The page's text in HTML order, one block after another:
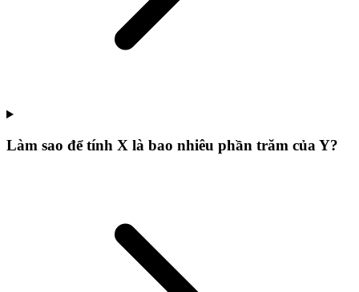
Làm sao để tính X là bao nhiêu phần trăm của Y?